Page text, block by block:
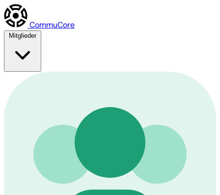
CommuCore
Mitglieder